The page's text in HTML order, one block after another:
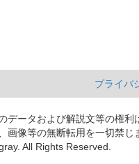
プライバ
データおよび解説文等の権利
画像等の無断転用を一切禁じ
All Rights Reserved.